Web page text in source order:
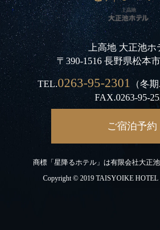
上高地 大正池ホ
〒390-1516 長野県松本
TEL.0263-95-2301 （冬
FAX.0263-95-
ご宿泊予約
商標「星降るホテル」は有限会社大正
Copyright © 2019 TAISYOIKE HOTEL